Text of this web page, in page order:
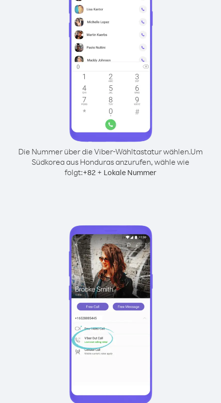
Die Nummer über die Viber-Wähltastatur wählen.Um
Südkorea aus Honduras anzurufen, wähle wie
folgt:+82 + Lokale Nummer